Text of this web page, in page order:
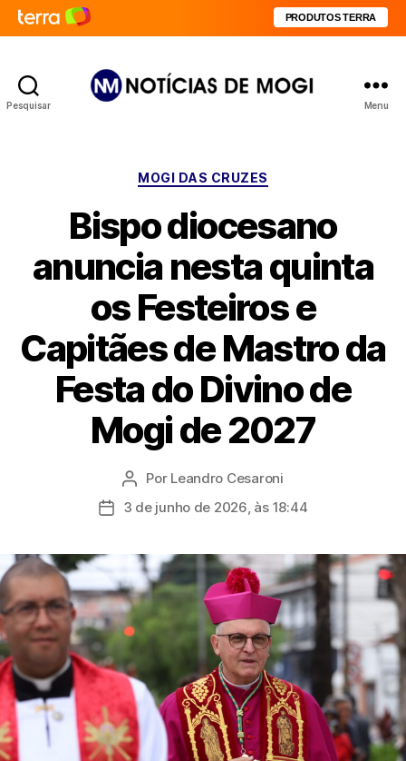
PRODUTOS TERRA
Pesquisar Menu
Categorias
MOGI DAS CRUZES
Bispo diocesano
anuncia nesta quinta
os Festeiros e
Capitães de Mastro da
Festa do Divino de
Mogi de 2027
Autor
do
post
Por Leandro Cesaroni
Data3 de junho de 2026, às 18:44